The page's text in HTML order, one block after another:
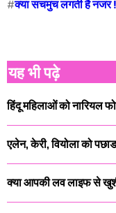
#क्या सचमुच लगती है नजर !
यह भी पढ़े
हिंदू महिलाओं को नारियल
एलेन, केरी, वियोला को
क्या आपकी लव लाइफ से